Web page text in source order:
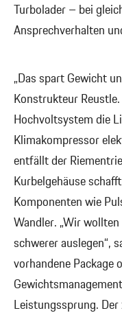
Turbolader – bei
Ansprechverhalten
„Das spart Gewicht
Konstrukteur
Hochvoltsystem die
Klimakompressor
entfällt der
Kurbelgehäuse
Komponenten wie
Wandler. „Wir
schwerer auslegen“,
vorhandene Package
Leistungssprung.